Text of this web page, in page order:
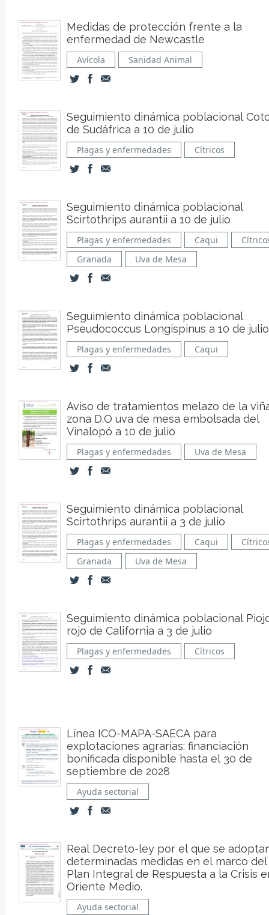
Medidas de protección frente a la
enfermedad de Newcastle
Avícola Sanidad Animal
Seguimiento dinámica poblacional
de Sudáfrica a 10 de julio
Plagas y enfermedades Cítricos
Seguimiento dinámica poblacional
Scirtothrips aurantii a 10 de julio
Plagas y enfermedades Caqui
Granada
Uva de Mesa
Seguimiento dinámica poblacional
Pseudococcus Longispinus a 10 de julio
Plagas y enfermedades Caqui
Aviso de tratamientos melazo de la
zona D.O uva de mesa embolsada del
Vinalopó a 10 de julio
Plagas y enfermedades Uva de Mesa
Seguimiento dinámica poblacional
Scirtothrips aurantii a 3 de julio
Plagas y enfermedades Caqui
Granada
Uva de Mesa
Seguimiento dinámica poblacional
rojo de California a 3 de julio
Plagas y enfermedades Cítricos
Línea ICO-MAPA-SAECA para
explotaciones agrarias: financiación
bonificada disponible hasta el 30 de
septiembre de 2028
Ayuda sectorial
Real Decreto-ley por el que se
determinadas medidas en el marco del
Plan Integral de Respuesta a la Crisis en
Oriente Medio.
Ayuda sectorial